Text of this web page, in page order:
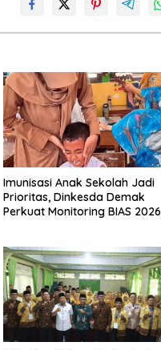
Imunisasi Anak Sekolah Jadi
Prioritas, Dinkesda Demak
Perkuat Monitoring BIAS 2026